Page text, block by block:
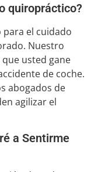
quiropráctico?
el cuidado
Nuestro
usted gane
de coche.
abogados de
agilizar el
a Sentirme